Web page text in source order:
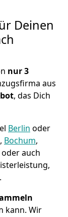
Deinen
nur 3
aus
, das Dich
Berlin oder
, Bochum,
oder auch
kann. Wir